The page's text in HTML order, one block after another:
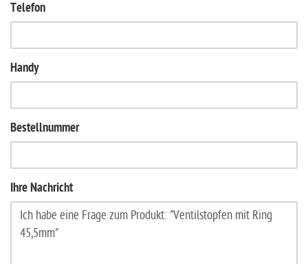
Telefon
Handy
Bestellnummer
Ihre Nachricht